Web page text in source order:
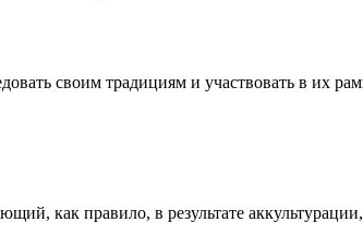
своим традициям и участвовать в их
как правило, в результате